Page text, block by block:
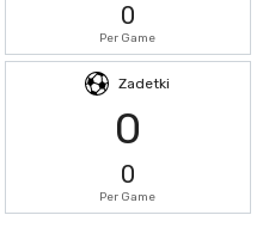
0
Per Game
Zadetki
0
0
Per Game